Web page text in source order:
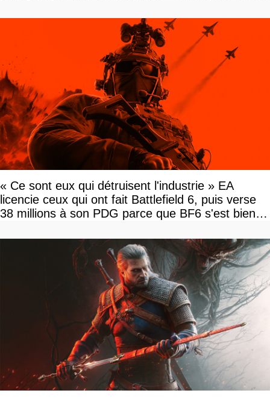
« Ce sont eux qui détruisent l'industrie » EA
licencie ceux qui ont fait Battlefield 6, puis verse
38 millions à son PDG parce que BF6 s'est bien